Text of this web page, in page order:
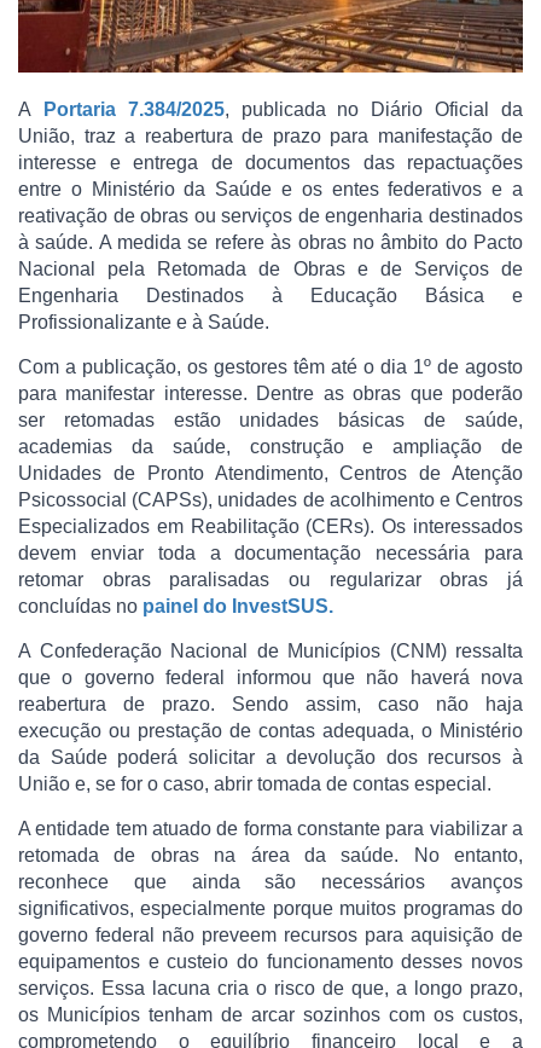
A Portaria 7.384/2025, publicada no Diário Oficial da
União, traz a reabertura de prazo para manifestação de
interesse e entrega de documentos das repactuações
entre o Ministério da Saúde e os entes federativos e a
reativação de obras ou serviços de engenharia destinados
à saúde. A medida se refere às obras no âmbito do Pacto
Nacional pela Retomada de Obras e de Serviços de
Engenharia Destinados à Educação Básica e
Profissionalizante e à Saúde.
Com a publicação, os gestores têm até o dia 1º de agosto
para manifestar interesse. Dentre as obras que poderão
ser retomadas estão unidades básicas de saúde,
academias da saúde, construção e ampliação de
Unidades de Pronto Atendimento, Centros de Atenção
Psicossocial (CAPSs), unidades de acolhimento e Centros
Especializados em Reabilitação (CERs). Os interessados
devem enviar toda a documentação necessária para
retomar obras paralisadas ou regularizar obras já
concluídas no painel do InvestSUS.
A Confederação Nacional de Municípios (CNM) ressalta
que o governo federal informou que não haverá nova
reabertura de prazo. Sendo assim, caso não haja
execução ou prestação de contas adequada, o Ministério
da Saúde poderá solicitar a devolução dos recursos à
União e, se for o caso, abrir tomada de contas especial.
A entidade tem atuado de forma constante para viabilizar a
retomada de obras na área da saúde. No entanto,
reconhece que ainda são necessários avanços
significativos, especialmente porque muitos programas do
governo federal não preveem recursos para aquisição de
equipamentos e custeio do funcionamento desses novos
serviços. Essa lacuna cria o risco de que, a longo prazo,
os Municípios tenham de arcar sozinhos com os custos,
comprometendo o equilíbrio financeiro local e a